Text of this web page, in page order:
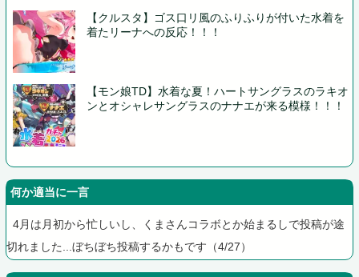
【クルスタ】ゴス口リ風のふりふりが付いた水着を
着たリーナへの反応！！！
【モン娘TD】水着な夏！ハートサングラスのラキオ
ンとオシャレサングラスのナナエが来る模様！！！
何か適当に一言
4月は月初から忙しいし、くまさんコラボとか始まるしで投稿が途
切れました...ぼちぼち投稿するかもです（4/27）